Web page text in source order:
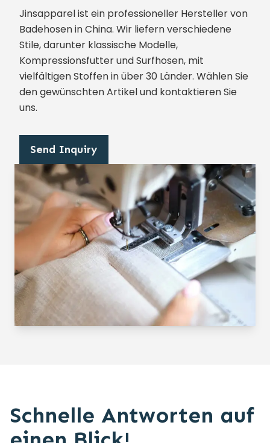
Jinsapparel ist ein professioneller Hersteller von
Badehosen in China. Wir liefern verschiedene
Stile, darunter klassische Modelle,
Kompressionsfutter und Surfhosen, mit
vielfältigen Stoffen in über 30 Länder. Wählen Sie
den gewünschten Artikel und kontaktieren Sie
uns.
Send Inquiry
Schnelle Antworten auf